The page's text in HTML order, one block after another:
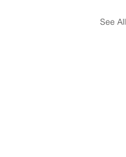
See All